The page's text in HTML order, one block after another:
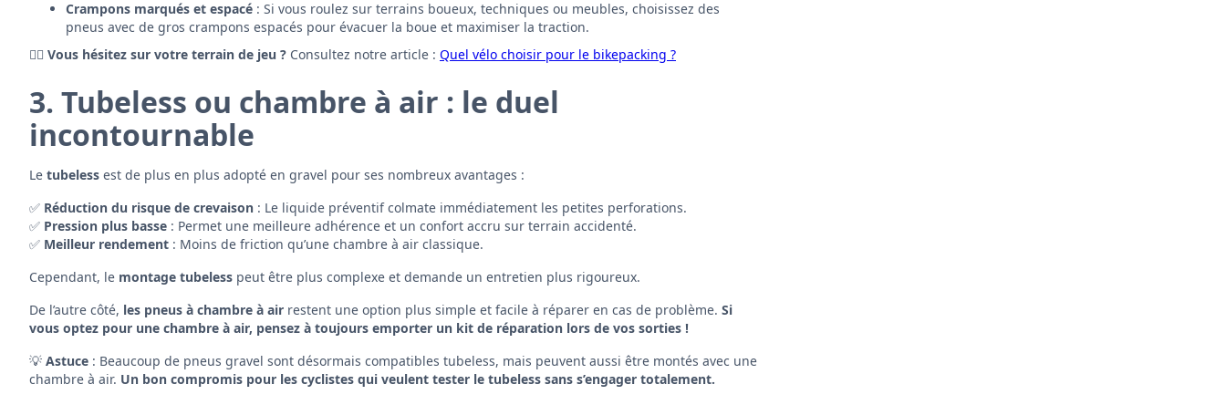
Crampons marqués et espacé : Si vous roulez sur terrains boueux, techniques ou meubles, choisissez des
pneus avec de gros crampons espacés pour évacuer la boue et maximiser la traction.
🚴‍♂️ Vous hésitez sur votre terrain de jeu ? Consultez notre article : Quel vélo choisir pour le bikepacking ?
3. Tubeless ou chambre à air : le duel
incontournable
Le tubeless est de plus en plus adopté en gravel pour ses nombreux avantages :
✅ Réduction du risque de crevaison : Le liquide préventif colmate immédiatement les petites perforations.
✅ Pression plus basse : Permet une meilleure adhérence et un confort accru sur terrain accidenté.
✅ Meilleur rendement : Moins de friction qu’une chambre à air classique.
Cependant, le montage tubeless peut être plus complexe et demande un entretien plus rigoureux.
De l’autre côté, les pneus à chambre à air restent une option plus simple et facile à réparer en cas de problème. Si
vous optez pour une chambre à air, pensez à toujours emporter un kit de réparation lors de vos sorties !
💡 Astuce : Beaucoup de pneus gravel sont désormais compatibles tubeless, mais peuvent aussi être montés avec une
chambre à air. Un bon compromis pour les cyclistes qui veulent tester le tubeless sans s’engager totalement.